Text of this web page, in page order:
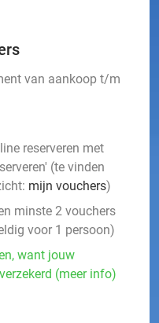
van aankoop t/m
reserveren met
(te vinden
mijn vouchers)
minste 2 vouchers
voor 1 persoon)
want jouw
(meer info)